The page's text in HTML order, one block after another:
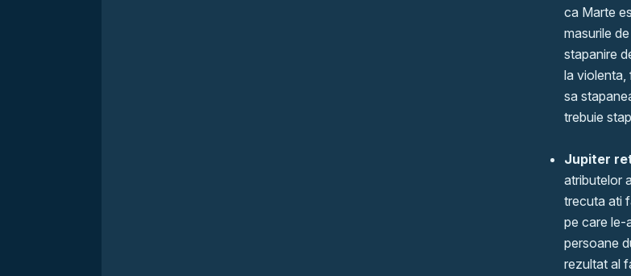
ca Marte
masurile
stapanire
la violenta,
sa
trebuie
Jupiter
atributelor
trecuta ati
pe care le-
persoane
rezultat al